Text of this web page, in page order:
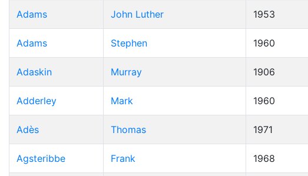
Adams John Luther 1953
Adams Stephen 1960
Adaskin Murray 1906
Adderley Mark 1960
Adès Thomas 1971
Agsteribbe Frank 1968